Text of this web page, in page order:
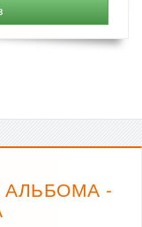
АЛЬБОМА -